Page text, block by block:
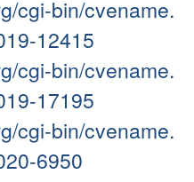
cgi-bin/cvename.
12415
cgi-bin/cvename.
17195
cgi-bin/cvename.
6950